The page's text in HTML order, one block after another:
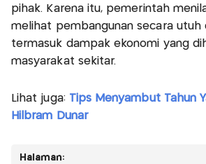
pihak. Karena itu, pemerintah
melihat pembangunan secara utuh
termasuk dampak ekonomi yang
masyarakat sekitar.
Lihat juga: Tips Menyambut Tahun
Hilbram Dunar
Halaman: